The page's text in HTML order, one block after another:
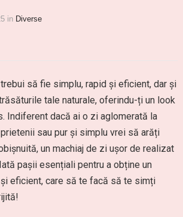
in Diverse
să fie simplu, rapid și eficient, dar și
tale naturale, oferindu-ți un look
Indiferent dacă ai o zi aglomerată la
sau pur și simplu vrei să arăți
un machiaj de zi ușor de realizat
pașii esențiali pentru a obține un
eficient, care să te facă să te simți